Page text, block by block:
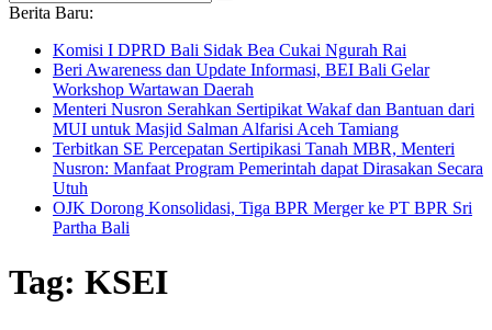
Berita Baru:
Komisi I DPRD Bali Sidak Bea Cukai Ngurah Rai
Beri Awareness dan Update Informasi, BEI Bali Gelar
Workshop Wartawan Daerah
Menteri Nusron Serahkan Sertipikat Wakaf dan Bantuan dari
MUI untuk Masjid Salman Alfarisi Aceh Tamiang
Terbitkan SE Percepatan Sertipikasi Tanah MBR, Menteri
Nusron: Manfaat Program Pemerintah dapat Dirasakan Secara
Utuh
OJK Dorong Konsolidasi, Tiga BPR Merger ke PT BPR Sri
Partha Bali
Tag: KSEI